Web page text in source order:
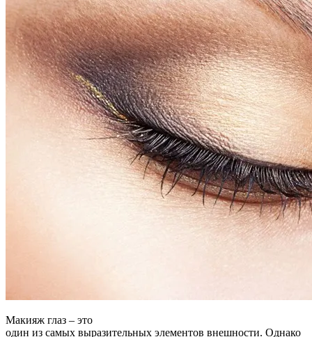
Макияж глаз – это
один из самых выразительных элементов внешности. Однако